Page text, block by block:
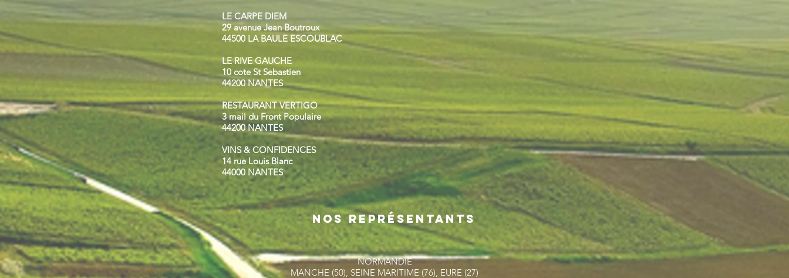
LE CARPE DIEM
29 avenue Jean Boutroux
44500 LA BAULE ESCOUBLAC
LE RIVE GAUCHE
10 cote St Sebastien
44200 NANTES
RESTAURANT VERTIGO
3 mail du Front Populaire
44200 NANTES
VINS & CONFIDENCES
14 rue Louis Blanc
44000 NANTES
Nos Représentants
NORMANDIE
MANCHE (50), SEINE MARITIME (76), EURE (27)